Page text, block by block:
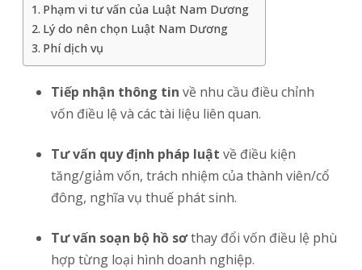
Phạm vi tư vấn của Luật Nam Dương
Lý do nên chọn Luật Nam Dương
Phí dịch vụ
Tiếp nhận thông tin về nhu cầu điều chỉnh
vốn điều lệ và các tài liệu liên quan.
Tư vấn quy định pháp luật về điều kiện
tăng/giảm vốn, trách nhiệm của thành viên/cổ
đông, nghĩa vụ thuế phát sinh.
Tư vấn soạn bộ hồ sơthay đổi vốn điều lệ phù
hợp từng loại hình doanh nghiệp.